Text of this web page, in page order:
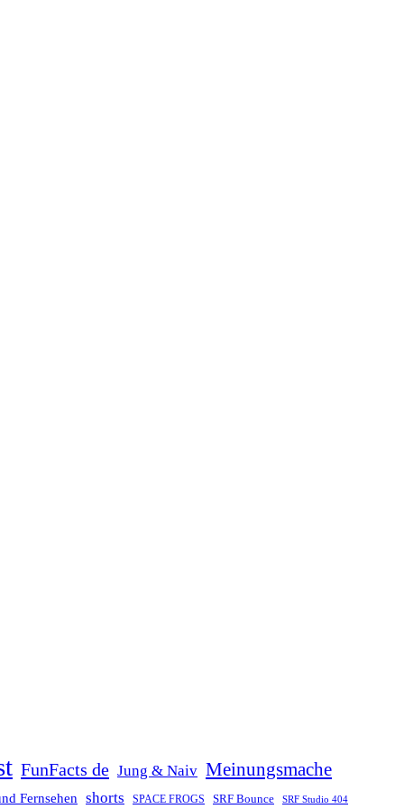
FunFacts de Jung & Naiv Meinungsmache
Fernsehen shorts SPACE FROGS SRF Bounce SRF Studio 404